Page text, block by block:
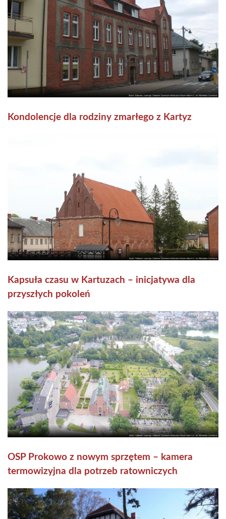
Kondolencje dla rodziny zmarłego z Kartyz
Kapsuła czasu w Kartuzach – inicjatywa dla
przyszłych pokoleń
OSP Prokowo z nowym sprzętem – kamera
termowizyjna dla potrzeb ratowniczych